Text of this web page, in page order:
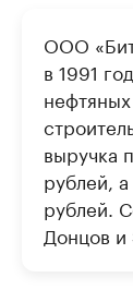
ООО
в 1991
выручка
рублей,
рублей.
Донцов